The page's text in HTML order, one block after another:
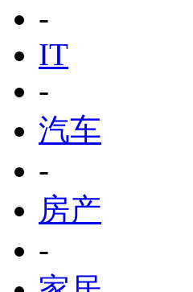
-
IT
-
汽车
-
房产
-